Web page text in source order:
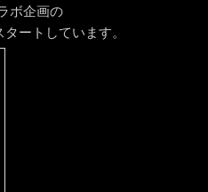
ボ企画の
ートしています。